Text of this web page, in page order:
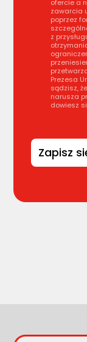
ofercie a
zawarcia
poprzez
z
Prezesa
sądzisz,
narusza
dowiesz